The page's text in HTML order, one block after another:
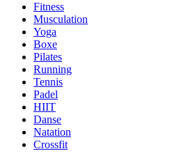
Fitness
Musculation
Yoga
Boxe
Pilates
Running
Tennis
Padel
HIIT
Danse
Natation
Crossfit